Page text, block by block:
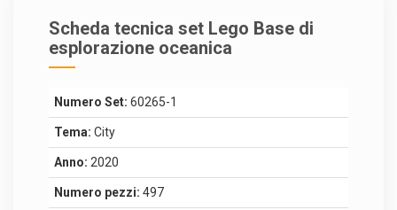
Scheda tecnica set Lego Base di
esplorazione oceanica
Numero Set: 60265-1
Tema: City
Anno: 2020
Numero pezzi: 497